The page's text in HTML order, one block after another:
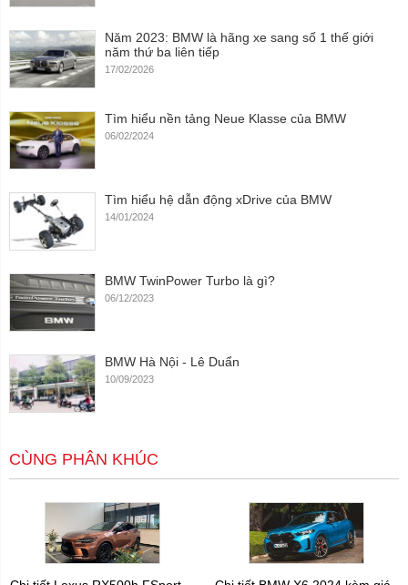
Năm 2023: BMW là hãng xe sang số 1 thế giới
năm thứ ba liên tiếp
17/02/2026
Tìm hiểu nền tảng Neue Klasse của BMW
06/02/2024
Tìm hiểu hệ dẫn động xDrive của BMW
14/01/2024
BMW TwinPower Turbo là gì?
06/12/2023
BMW Hà Nội - Lê Duẩn
10/09/2023
CÙNG PHÂN KHÚC